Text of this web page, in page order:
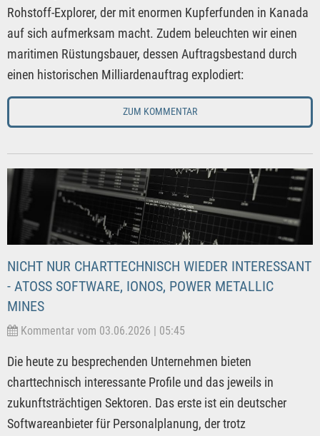
Rohstoff-Explorer, der mit enormen Kupferfunden in Kanada
auf sich aufmerksam macht. Zudem beleuchten wir einen
maritimen Rüstungsbauer, dessen Auftragsbestand durch
einen historischen Milliardenauftrag explodiert:
ZUM KOMMENTAR
NICHT NUR CHARTTECHNISCH WIEDER INTERESSANT
- ATOSS SOFTWARE, IONOS, POWER METALLIC
MINES
Kommentar vom 03.06.2026 | 05:45
Die heute zu besprechenden Unternehmen bieten
charttechnisch interessante Profile und das jeweils in
zukunftsträchtigen Sektoren. Das erste ist ein deutscher
Softwareanbieter für Personalplanung, der trotz